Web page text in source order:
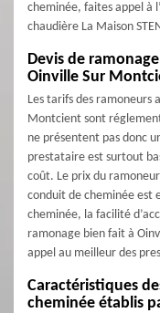
cheminée, faites appel à
chaudière La Maison
Devis de
Oinville Sur
Les tarifs des ramoneurs
Montcient sont
ne présentent pas donc
prestataire est surtout
coût. Le prix du
conduit de cheminée est
cheminée, la facilité
ramonage bien fait à
appel au meilleur des
Caractéristiques
cheminée établis